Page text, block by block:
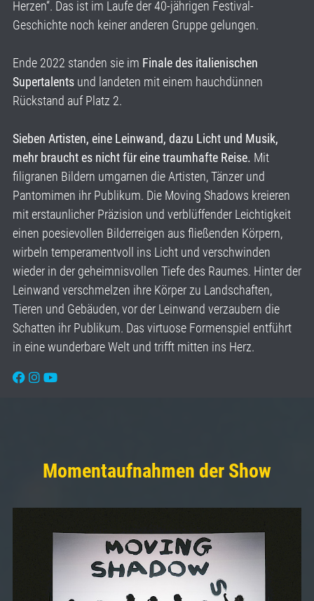
Herzen“. Das ist im Laufe der 40-jährigen Festival-
Geschichte noch keiner anderen Gruppe gelungen.
Ende 2022 standen sie im Finale des italienischen
Supertalents und landeten mit einem hauchdünnen
Rückstand auf Platz 2.
Sieben Artisten, eine Leinwand, dazu Licht und Musik,
mehr braucht es nicht für eine traumhafte Reise. Mit
filigranen Bildern umgarnen die Artisten, Tänzer und
Pantomimen ihr Publikum. Die Moving Shadows kreieren
mit erstaunlicher Präzision und verblüffender Leichtigkeit
einen poesievollen Bilderreigen aus fließenden Körpern,
wirbeln temperamentvoll ins Licht und verschwinden
wieder in der geheimnisvollen Tiefe des Raumes. Hinter der
Leinwand verschmelzen ihre Körper zu Landschaften,
Tieren und Gebäuden, vor der Leinwand verzaubern die
Schatten ihr Publikum. Das virtuose Formenspiel entführt
in eine wunderbare Welt und trifft mitten ins Herz.
Momentaufnahmen der Show